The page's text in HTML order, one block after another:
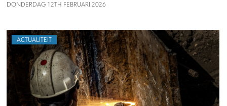
DONDERDAG 12TH FEBRUARI 2026
ACTUALITEIT